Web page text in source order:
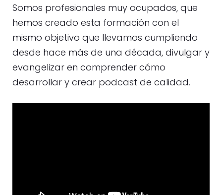
Somos profesionales muy ocupados, que
hemos creado esta formación con el
mismo objetivo que llevamos cumpliendo
desde hace más de una década, divulgar y
evangelizar en comprender cómo
desarrollar y crear podcast de calidad.